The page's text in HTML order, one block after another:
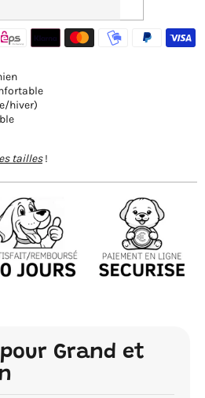
hiver)
tailles!
Grand et